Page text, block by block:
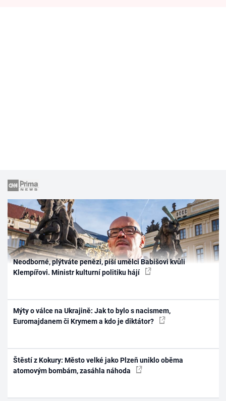
Neodborné, plýtváte penězi, píší umělci Babišovi kvůli
Klempířovi. Ministr kulturní politiku hájí
Mýty o válce na Ukrajině: Jak to bylo s nacismem,
Euromajdanem či Krymem a kdo je diktátor?
Štěstí z Kokury: Město velké jako Plzeň uniklo oběma
atomovým bombám, zasáhla náhoda